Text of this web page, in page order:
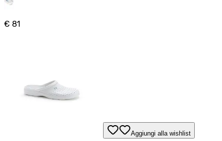
€ 81
Aggiungi alla wishlist